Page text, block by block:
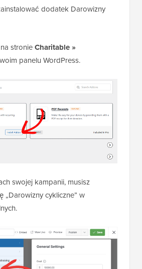
dodatek Darowizny
stronieCharitable »
panelu WordPress.
swojej kampanii, musisz
„Darowizny cykliczne” w